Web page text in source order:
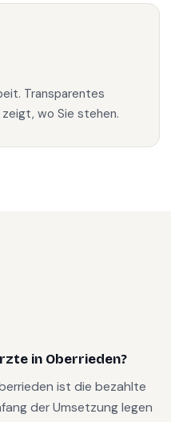
Transparentes
wo Sie stehen.
in Oberrieden?
ist die bezahlte
der Umsetzung legen